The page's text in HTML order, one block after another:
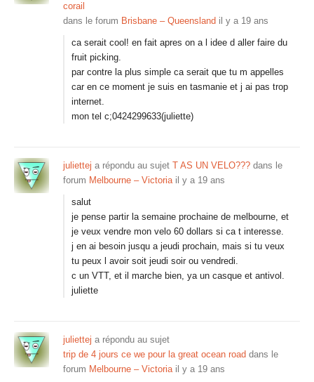
corail
dans le forum Brisbane – Queensland il y a 19 ans
ca serait cool! en fait apres on a l idee d aller faire du
fruit picking.
par contre la plus simple ca serait que tu m appelles
car en ce moment je suis en tasmanie et j ai pas trop
internet.
mon tel c;0424299633(juliette)
juliettej a répondu au sujet T AS UN VELO??? dans le
forum Melbourne – Victoria il y a 19 ans
salut
je pense partir la semaine prochaine de melbourne, et
je veux vendre mon velo 60 dollars si ca t interesse.
j en ai besoin jusqu a jeudi prochain, mais si tu veux
tu peux l avoir soit jeudi soir ou vendredi.
c un VTT, et il marche bien, ya un casque et antivol.
juliette
juliettej a répondu au sujet
trip de 4 jours ce we pour la great ocean road dans le
forum Melbourne – Victoria il y a 19 ans